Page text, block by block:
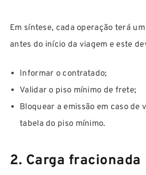
Em síntese, cada operação terá um
antes do início da viagem e este
Informar o contratado;
Validar o piso mínimo de frete;
Bloquear a emissão em caso de
tabela do piso mínimo.
2. Carga fracionada